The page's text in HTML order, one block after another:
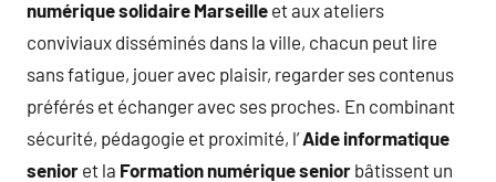
numérique solidaire Marseille et aux ateliers
conviviaux disséminés dans la ville, chacun peut lire
sans fatigue, jouer avec plaisir, regarder ses contenus
préférés et échanger avec ses proches. En combinant
sécurité, pédagogie et proximité, l’Aide informatique
senior et la Formation numérique senior bâtissent un